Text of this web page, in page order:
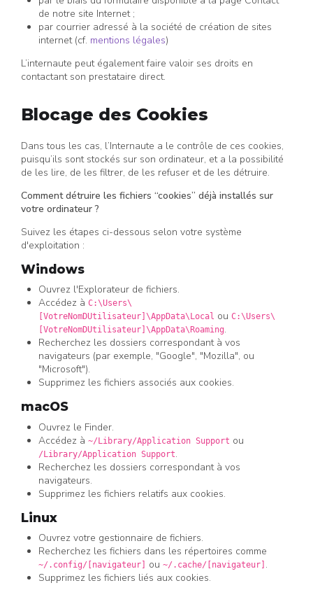
de notre site Internet ;
par courrier adressé à la société de création de sites
internet (cf. mentions légales)
L’internaute peut également faire valoir ses droits en
contactant son prestataire direct.
Blocage des Cookies
Dans tous les cas, l’Internaute a le contrôle de ces cookies,
puisqu’ils sont stockés sur son ordinateur, et a la possibilité
de les lire, de les filtrer, de les refuser et de les détruire.
Comment détruire les fichiers “cookies” déjà installés sur
votre ordinateur ?
Suivez les étapes ci-dessous selon votre système
d'exploitation :
Windows
Ouvrez l'Explorateur de fichiers.
Accédez àC:\Users\
[VotreNomDUtilisateur]\AppData\Local ouC:\Users\
[VotreNomDUtilisateur]\AppData\Roaming.
Recherchez les dossiers correspondant à vos
navigateurs (par exemple, "Google", "Mozilla", ou
"Microsoft").
Supprimez les fichiers associés aux cookies.
macOS
Ouvrez le Finder.
Accédez à~/Library/Application Support ou
/Library/Application Support.
Recherchez les dossiers correspondant à vos
navigateurs.
Supprimez les fichiers relatifs aux cookies.
Linux
Ouvrez votre gestionnaire de fichiers.
Recherchez les fichiers dans les répertoires comme
~/.config/[navigateur] ou~/.cache/[navigateur] .
Supprimez les fichiers liés aux cookies.